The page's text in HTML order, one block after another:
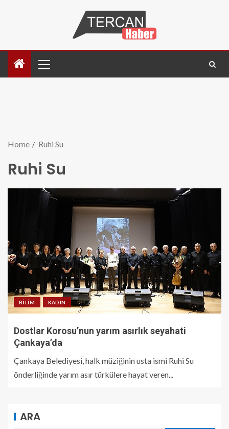
Home Ruhi Su
Ruhi Su
BILIM KADIN
Dostlar Korosu’nun yarım asırlık seyahati
Çankaya’da
Çankaya Belediyesi, halk müziğinin usta ismi Ruhi Su
önderliğinde yarım asır türkülere hayat veren...
ARA